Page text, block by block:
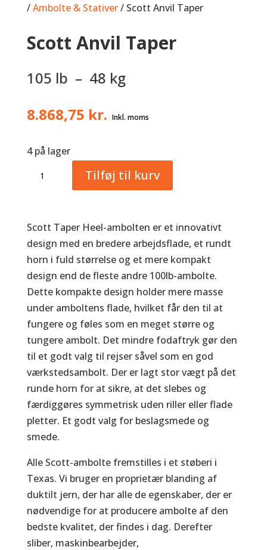
/Ambolte & Stativer/ Scott Anvil Taper
Scott Anvil Taper
105 lb – 48 kg
8.868,75 kr.
4 på lager
Anvil
Tilføj til kurv
Scott Taper Heel-ambolten er et innovativt
design med en bredere arbejdsflade, et rundt
horn i fuld størrelse og et mere kompakt
design end de fleste andre 100lb-ambolte.
Dette kompakte design holder mere masse
under amboltens flade, hvilket får den til at
fungere og føles som en meget større og
tungere ambolt. Det mindre fodaftryk gør den
til et godt valg til rejser såvel som en god
værkstedsambolt. Der er lagt stor vægt på det
runde horn for at sikre, at det slebes og
færdiggøres symmetrisk uden riller eller flade
pletter. Et godt valg for beslagsmede og
smede.
Alle Scott-ambolte fremstilles i et støberi i
Texas. Vi bruger en proprietær blanding af
duktilt jern, der har alle de egenskaber, der er
nødvendige for at producere ambolte af den
bedste kvalitet, der findes i dag. Derefter
sliber, maskinbearbejder,